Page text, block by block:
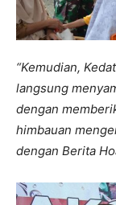
“Kemudian,
langsung
dengan
himbauan
dengan Berita